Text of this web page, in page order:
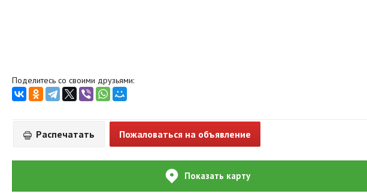
Поделитесь со своими друзьями:
Распечатать Пожаловаться на объявление
Показать карту